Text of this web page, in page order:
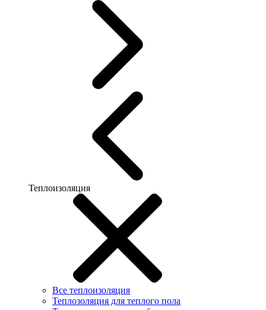
Теплоизоляция
Все теплоизоляция
Теплозоляция для теплого пола